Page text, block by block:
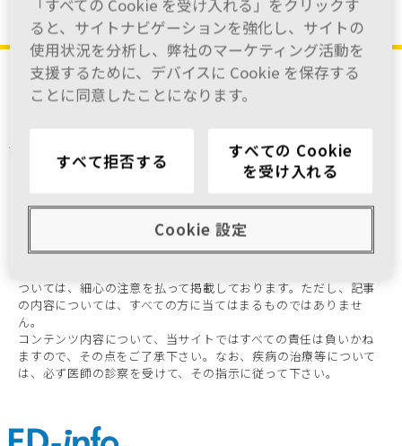
お探しのページが見つかりません
- Page Not Found.
能性があります。
アドレスバーに直接アドレスを入力された場合は、アド
ついては、細心の注意を払って掲載しております。ただし、記事
の内容については、すべての方に当てはまるものではありませ
ん。
コンテンツ内容について、当サイトではすべての責任は負いかね
ますので、その点をご了承下さい。なお、疾病の治療等について
は、必ず医師の診察を受けて、その指示に従って下さい。
「すべての Cookie を受け入れる」をクリックす
ると、サイトナビゲーションを強化し、サイトの
使用状況を分析し、弊社のマーケティング活動を
支援するために、デバイスに Cookie を保存する
ことに同意したことになります。
すべて拒否する
すべての Cookie
を受け入れる
Cookie 設定